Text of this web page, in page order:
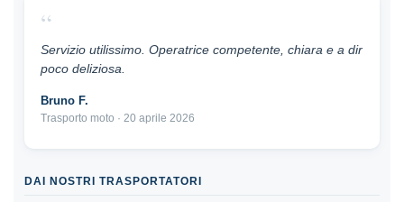
“
Servizio utilissimo. Operatrice competente, chiara e a dir
poco deliziosa.
Bruno F.
Trasporto moto · 20 aprile 2026
DAI NOSTRI TRASPORTATORI